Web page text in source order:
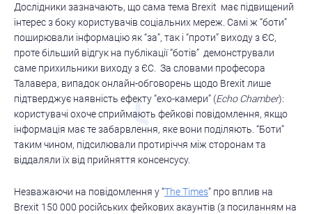
Дослідники зазначають, що сама тема Brexit має підвищений
інтерес з боку користувачів соціальних мереж. Самі ж “боти”
поширювали інформацію як “за”, так і “проти” виходу з ЄС,
проте більший відгук на публікації “ботів” демонстрували
саме прихильники виходу з ЄС. За словами професора
Талавера, випадок онлайн-обговорень щодо Brexit лише
підтверджує наявність ефекту “ехо-камери” (Echo Chamber):
користувачі охоче сприймають фейкові повідомлення, якщо
інформація має те забарвлення, яке вони поділяють. “Боти”
таким чином, підсилювали протиріччя між сторонам та
віддаляли їх від прийняття консенсусу.
Незважаючи на повідомлення у “The Times” про вплив на
Brexit 150 000 російських фейкових акаунтів (з посиланням на